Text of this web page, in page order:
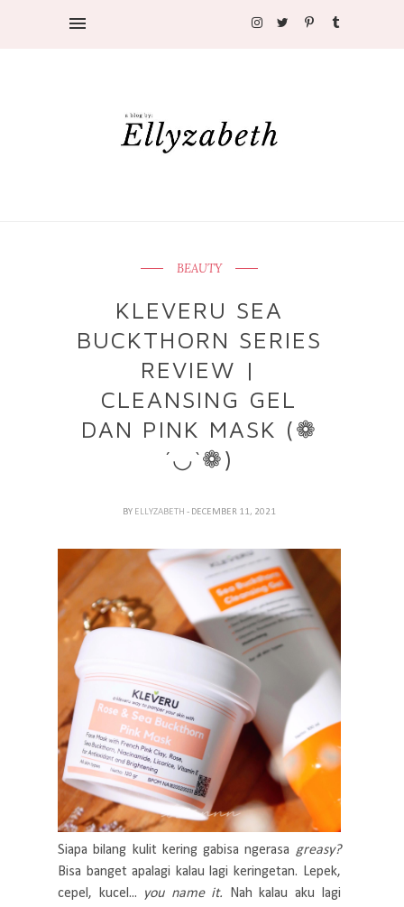
BEAUTY
KLEVERU SEA
BUCKTHORN SERIES
REVIEW |
CLEANSING GEL
DAN PINK MASK (❁
´◡`❁)
BY ELLYZABETH - DECEMBER 11, 2021
Siapa bilang kulit kering gabisa ngerasa greasy?
Bisa banget apalagi kalau lagi keringetan. Lepek,
cepel, kucel...
you name it. Nah kalau aku lagi